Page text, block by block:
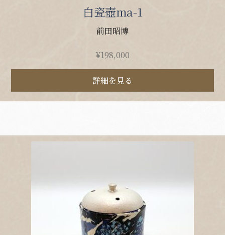
白瓷壺ma-1
前田昭博
¥198,000
詳細を見る